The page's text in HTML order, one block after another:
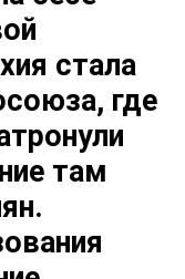
стала
где
там